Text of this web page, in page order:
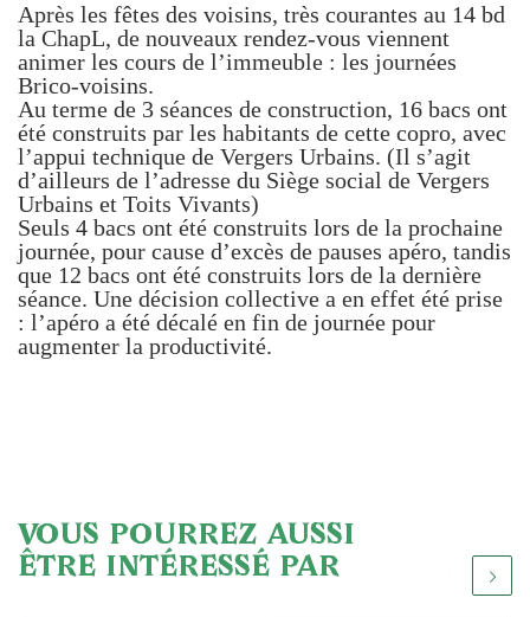
Après les fêtes des voisins, très courantes au 14 bd
la ChapL, de nouveaux rendez-vous viennent
animer les cours de l’immeuble : les journées
Brico-voisins.
Au terme de 3 séances de construction, 16 bacs ont
été construits par les habitants de cette copro, avec
l’appui technique de Vergers Urbains. (Il s’agit
d’ailleurs de l’adresse du Siège social de Vergers
Urbains et Toits Vivants)
Seuls 4 bacs ont été construits lors de la prochaine
journée, pour cause d’excès de pauses apéro, tandis
que 12 bacs ont été construits lors de la dernière
séance. Une décision collective a en effet été prise
: l’apéro a été décalé en fin de journée pour
augmenter la productivité.
VOUS POURREZ AUSSI
ÊTRE INTÉRESSÉ PAR